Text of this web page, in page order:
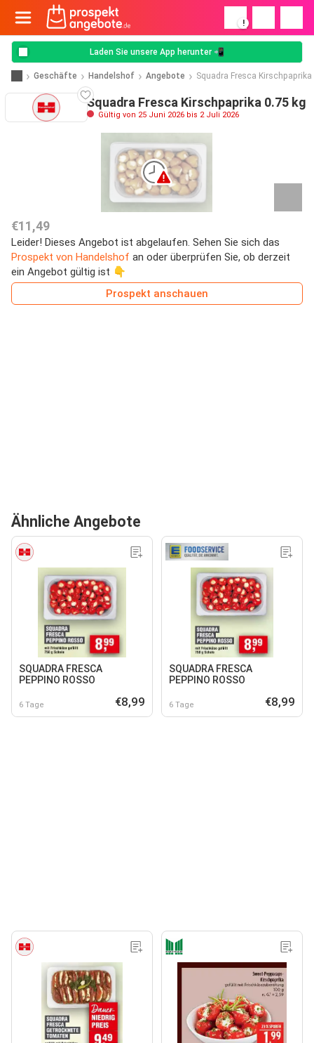
!
Laden Sie unsere App herunter 📲
Geschäfte Handelshof Angebote Squadra Fresca Kirschpaprika
Squadra Fresca Kirschpaprika 0.75 kg
Gültig von 25 Juni 2026 bis 2 Juli 2026
€11,49
Leider! Dieses Angebot ist abgelaufen. Sehen Sie sich das
Prospekt von Handelshof an oder überprüfen Sie, ob derzeit
ein Angebot gültig ist 👇
Prospekt anschauen
Ähnliche Angebote
SQUADRA FRESCA
PEPPINO ROSSO
6 Tage €8,99
SQUADRA FRESCA
PEPPINO ROSSO
6 Tage €8,99